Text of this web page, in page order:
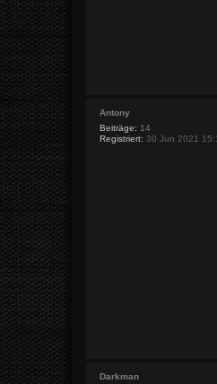
Antony
Beiträge: 14
Registriert: 30 Jun 2021
Darkman